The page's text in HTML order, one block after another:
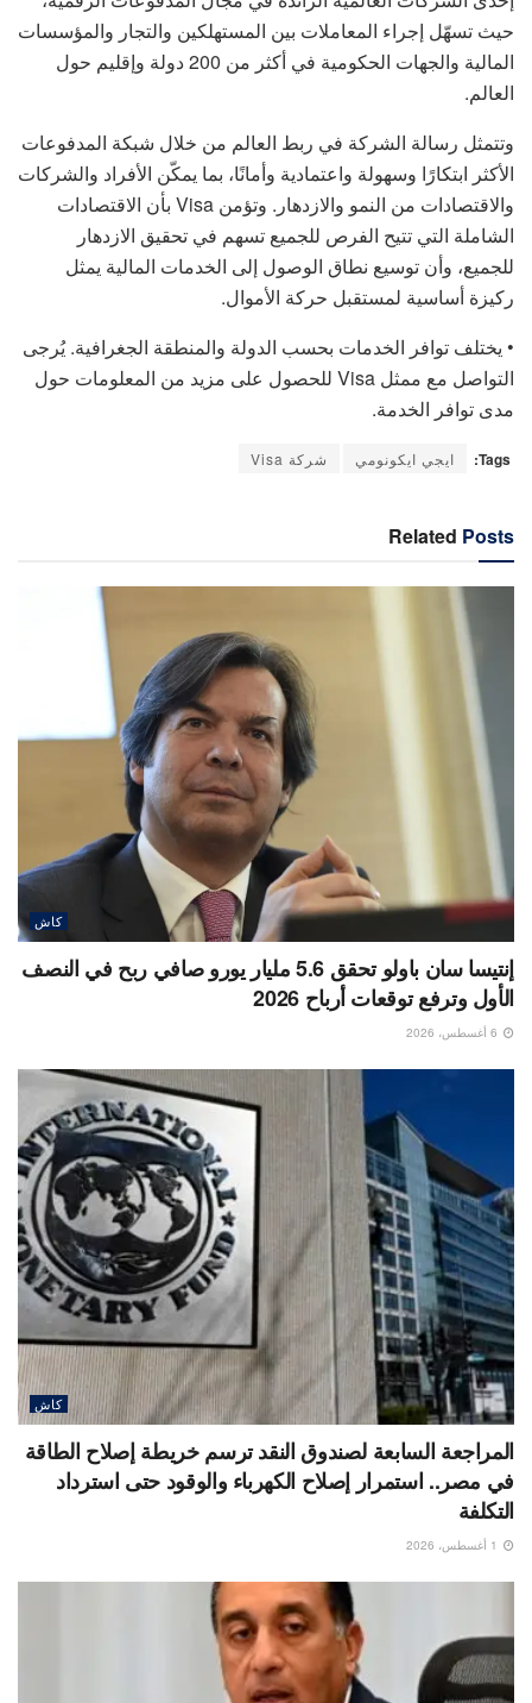
حيث تسهّل إجراء المعاملات بين المستهلكين والتجار والمؤسسات
المالية والجهات الحكومية في أكثر من 200 دولة وإقليم حول
العالم.
وتتمثل رسالة الشركة في ربط العالم من خلال شبكة المدفوعات
الأكثر ابتكارًا وسهولة واعتمادية وأمانًا، بما يمكّن الأفراد والشركات
والاقتصادات من النمو والازدهار. وتؤمن Visa بأن الاقتصادات
الشاملة التي تتيح الفرص للجميع تسهم في تحقيق الازدهار
للجميع، وأن توسيع نطاق الوصول إلى الخدمات المالية يمثل
ركيزة أساسية لمستقبل حركة الأموال.
• يختلف توافر الخدمات بحسب الدولة والمنطقة الجغرافية. يُرجى
التواصل مع ممثل Visa للحصول على مزيد من المعلومات حول
مدى توافر الخدمة.
Tags: ايجي ايكونومي شركة Visa
Related Posts
كاش
إنتيسا سان باولو تحقق 5.6 مليار يورو صافي ربح في النصف
الأول وترفع توقعات أرباح 2026
كاش
المراجعة السابعة لصندوق النقد ترسم خريطة إصلاح الطاقة
في مصر.. استمرار إصلاح الكهرباء والوقود حتى استرداد
التكلفة